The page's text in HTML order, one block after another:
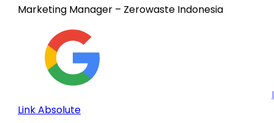
Marketing Manager– Zerowaste Indonesia
Link Absolute